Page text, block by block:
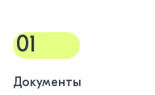
01
Документы